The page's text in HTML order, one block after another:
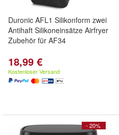
Duronic AFL1 Silikonform zwei
Antihaft Silikoneinsätze Airfryer
Zubehör für AF34
18,99 €
Kostenloser Versand
- 20%